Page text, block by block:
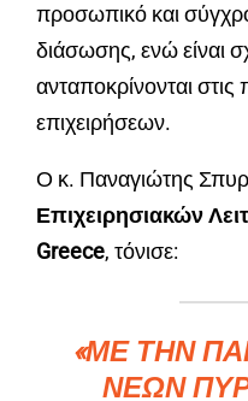
προσωπικό και
διάσωσης, ενώ είναι
ανταποκρίνονται στις
επιχειρήσεων.
Ο κ. Παναγιώτης
Επιχειρησιακών
Greece, τόνισε:
«ΜΕ ΤΗΝ
ΝΈΩΝ